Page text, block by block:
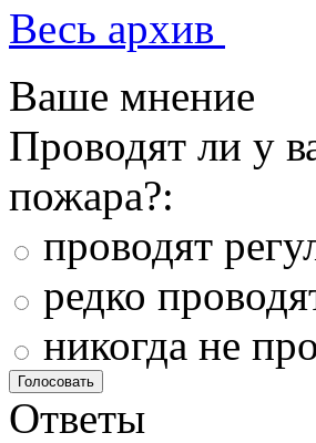
Весь архив
Ваше мнение
Проводят ли у
пожара?:
проводят
редко
никогда не
Ответы